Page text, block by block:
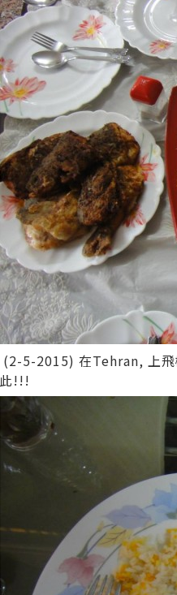
(2-5-2015) 在Tehran, 上飛
此!!!